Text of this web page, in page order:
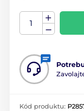
Kód produktu: